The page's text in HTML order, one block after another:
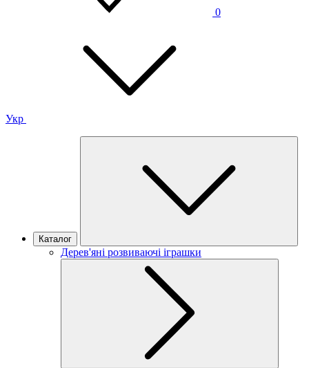
0
Укр
Каталог
Дерев'яні розвиваючі іграшки